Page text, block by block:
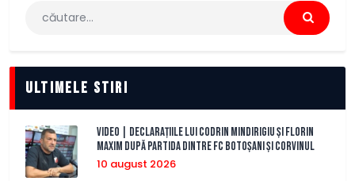
Caută
după:
Ultimele stiri
VIDEO | Declarațiile lui Codrin Mindirigiu și Florin
Maxim după partida dintre FC Botoșani și Corvinul
10 august 2026